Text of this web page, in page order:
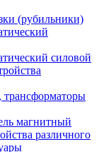
(рубильники)
силовой
магнитный
различного